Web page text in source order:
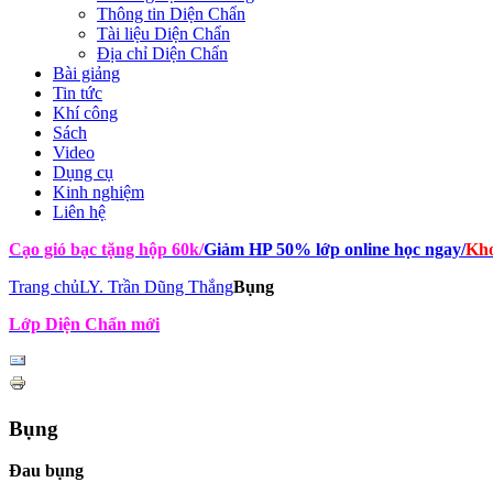
Thông tin Diện Chẩn
Tài liệu Diện Chẩn
Địa chỉ Diện Chẩn
Bài giảng
Tin tức
Khí công
Sách
Video
Dụng cụ
Kinh nghiệm
Liên hệ
Cạo gió bạc tặng hộp 60k/Giảm HP 50% lớp online học ngay/
Trang chủLY. Trần Dũng ThắngBụng
Lớp Diện Chẩn mới
Bụng
Đau bụng